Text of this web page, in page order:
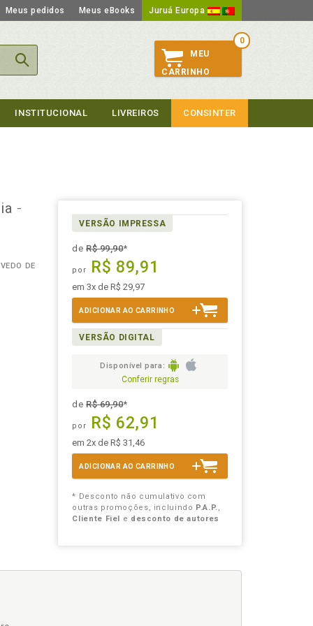
Meus pedidos Meus eBooks Juruá Europa
0
MEU
CARRINHO
INSTITUCIONAL LIVREIROS CONSINTER
-
DE
VERSÃO IMPRESSA
deR$ 99,90*
por R$ 89,91
em 3x de R$ 29,97
ADICIONAR AO CARRINHO
VERSÃO DIGITAL
Disponível para:
Conferir regras
deR$ 69,90*
por R$ 62,91
em 2x de R$ 31,46
ADICIONAR AO CARRINHO
* Desconto não cumulativo com
outras promoções, incluindo P.A.P.,
Cliente Fiel
e desconto de autores